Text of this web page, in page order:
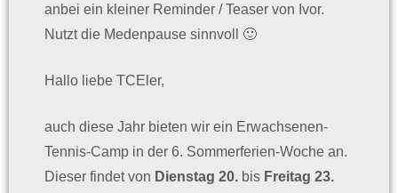
anbei ein kleiner Reminder / Teaser von Ivor.
Nutzt die Medenpause sinnvoll 🙂
Hallo liebe TCEler,
auch diese Jahr bieten wir ein Erwachsenen-
Tennis-Camp in der 6. Sommerferien-Woche an.
Dieser findet von Dienstag 20. bis Freitag 23.